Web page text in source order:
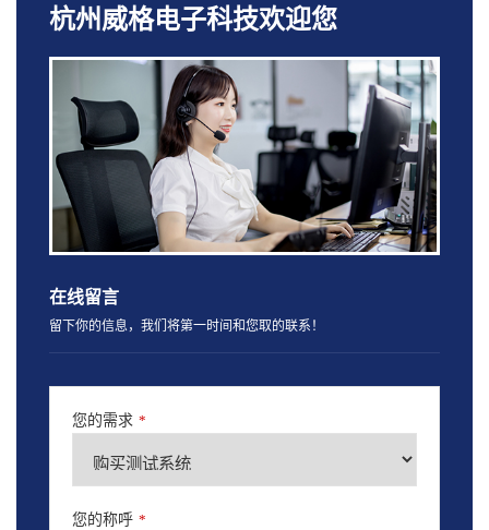
杭州威格电子科技欢迎您
在线留言
留下你的信息，我们将第一时间和您取的联系！
您的需求 *
您的称呼 *